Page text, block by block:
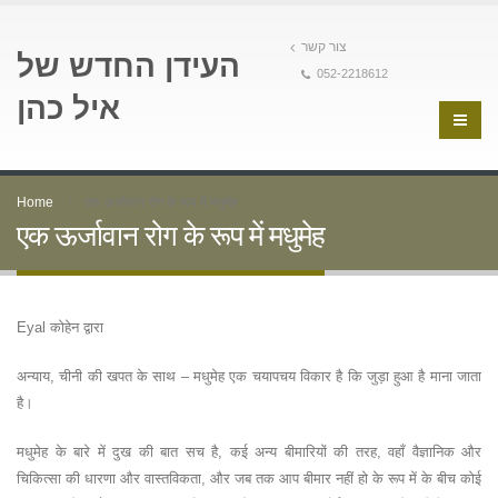
העידן החדש של
איל כהן
צור קשר
052-2218612
Home एक ऊर्जावान रोग के रूप में मधुमेह
एक ऊर्जावान रोग के रूप में मधुमेह
Eyal कोहेन द्वारा
अन्याय, चीनी की खपत के साथ – मधुमेह एक चयापचय विकार है कि जुड़ा हुआ है माना जाता
है।
मधुमेह के बारे में दुख की बात सच है, कई अन्य बीमारियों की तरह, वहाँ वैज्ञानिक और
चिकित्सा की धारणा और वास्तविकता, और जब तक आप बीमार नहीं हो के रूप में के बीच कोई